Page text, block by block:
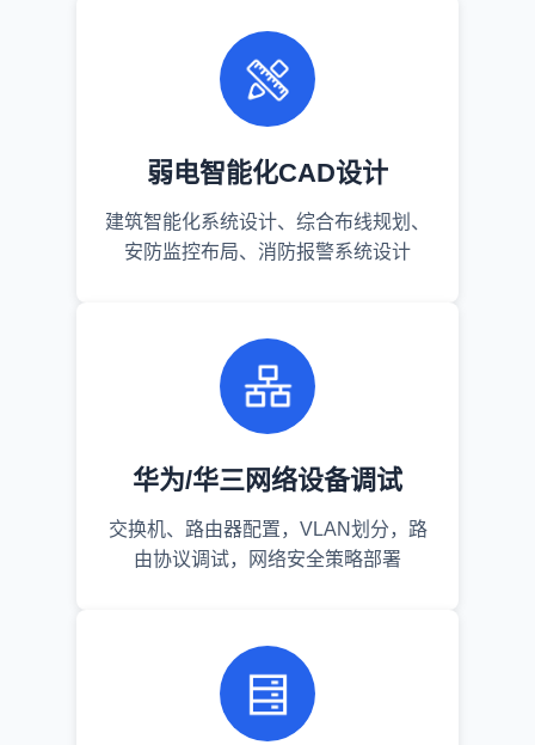
弱电智能化CAD设计
建筑智能化系统设计、综合布线规划、
安防监控布局、消防报警系统设计
华为/华三网络设备调试
交换机、路由器配置，VLAN划分，路
由协议调试，网络安全策略部署